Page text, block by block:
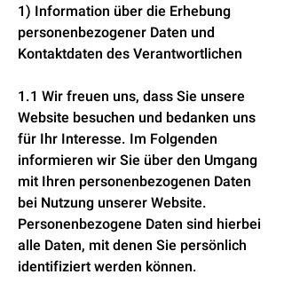
1) Information über die Erhebung
personenbezogener Daten und
Kontaktdaten des Verantwortlichen
1.1 Wir freuen uns, dass Sie unsere
Website besuchen und bedanken uns
für Ihr Interesse. Im Folgenden
informieren wir Sie über den Umgang
mit Ihren personenbezogenen Daten
bei Nutzung unserer Website.
Personenbezogene Daten sind hierbei
alle Daten, mit denen Sie persönlich
identifiziert werden können.